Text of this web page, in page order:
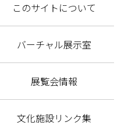
このサイトについて
バーチャル展示室
展覧会情報
文化施設リンク集